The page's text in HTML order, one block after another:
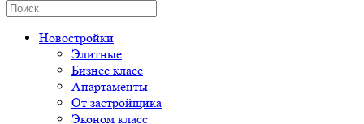
Новостройки
Элитные
Бизнес класс
Апартаменты
От застройщика
Эконом класс